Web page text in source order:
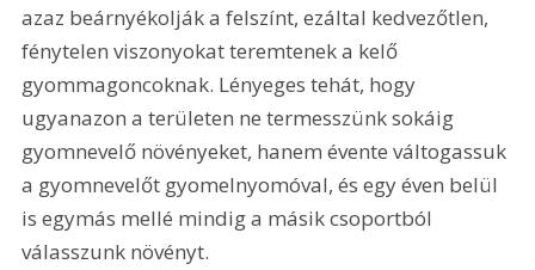
azaz beárnyékolják a felszínt, ezáltal kedvezőtlen,
fénytelen viszonyokat teremtenek a kelő
gyommagoncoknak. Lényeges tehát, hogy
ugyanazon a területen ne termesszünk sokáig
gyomnevelő növényeket, hanem évente váltogassuk
a gyomnevelőt gyomelnyomóval, és egy éven belül
is egymás mellé mindig a másik csoportból
válasszunk növényt.